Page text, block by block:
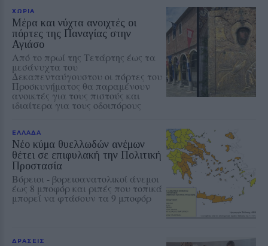
ΧΩΡΙΑ
Μέρα και νύχτα ανοιχτές οι
πόρτες της Παναγίας στην
Αγιάσο
Από το πρωί της Τετάρτης έως τα
μεσάνυχτα του
Δεκαπενταύγουστου οι πόρτες του
Προσκυνήματος θα παραμένουν
ανοικτές για τους πιστούς και
ιδιαίτερα για τους οδοιπόρους
ΕΛΛΑΔΑ
Νέο κύμα θυελλωδών ανέμων
θέτει σε επιφυλακή την Πολιτική
Προστασία
Βόρειοι - βορειοανατολικοί άνεμοι
έως 8 μποφόρ και ριπές που τοπικά
μπορεί να φτάσουν τα 9 μποφόρ
ΔΡΑΣΕΙΣ